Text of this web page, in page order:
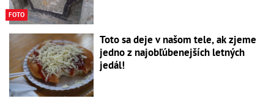
FOTO
Toto sa deje v našom tele, ak zjeme
jedno z najobľúbenejších letných
jedál!